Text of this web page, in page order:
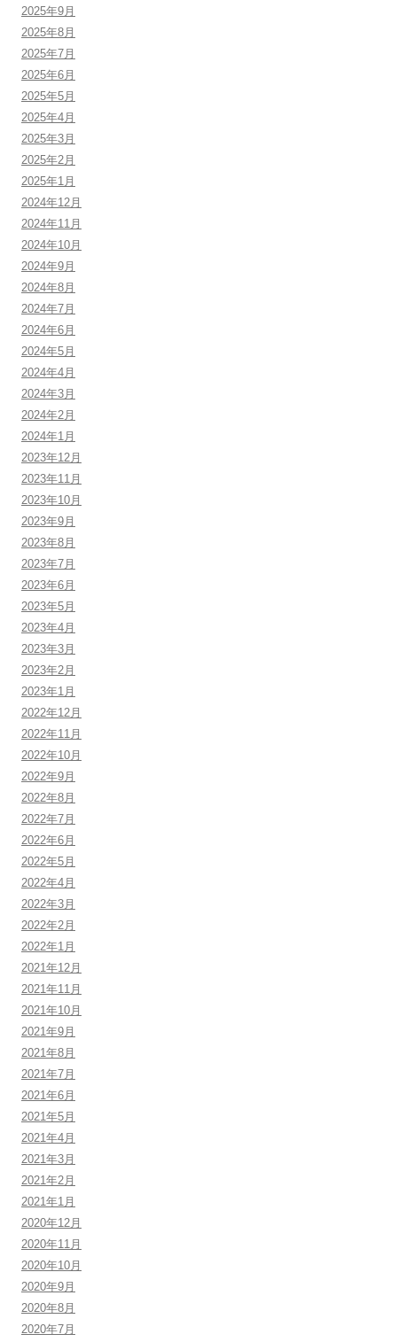
2025年9月
2025年8月
2025年7月
2025年6月
2025年5月
2025年4月
2025年3月
2025年2月
2025年1月
2024年12月
2024年11月
2024年10月
2024年9月
2024年8月
2024年7月
2024年6月
2024年5月
2024年4月
2024年3月
2024年2月
2024年1月
2023年12月
2023年11月
2023年10月
2023年9月
2023年8月
2023年7月
2023年6月
2023年5月
2023年4月
2023年3月
2023年2月
2023年1月
2022年12月
2022年11月
2022年10月
2022年9月
2022年8月
2022年7月
2022年6月
2022年5月
2022年4月
2022年3月
2022年2月
2022年1月
2021年12月
2021年11月
2021年10月
2021年9月
2021年8月
2021年7月
2021年6月
2021年5月
2021年4月
2021年3月
2021年2月
2021年1月
2020年12月
2020年11月
2020年10月
2020年9月
2020年8月
2020年7月